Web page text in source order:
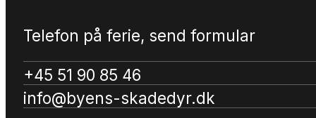
Telefon på ferie, send formular
+45 51 90 85 46
info@byens-skadedyr.dk